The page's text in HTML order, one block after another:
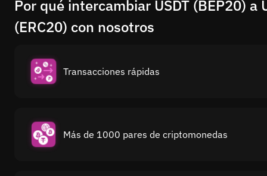
Por qué intercambiar USDT (BEP20) a
(ERC20) con nosotros
Transacciones rápidas
Más de 1000 pares de criptomonedas